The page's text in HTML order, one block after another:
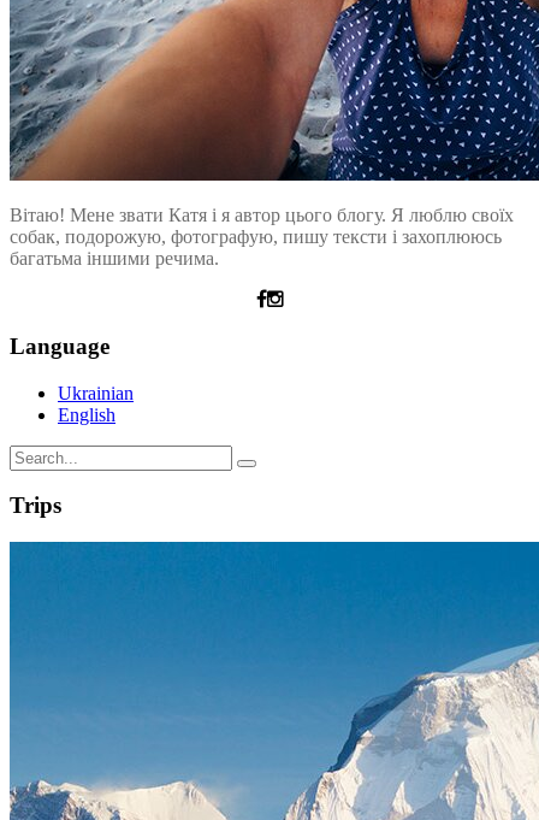
Вітаю! Мене звати Катя і я автор цього блогу. Я люблю своїх
собак, подорожую, фотографую, пишу тексти і захоплююсь
багатьма іншими речима.
Language
Ukrainian
English
Trips